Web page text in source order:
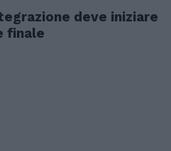
deve iniziare
finale